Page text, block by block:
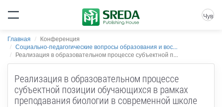
Чув
Главная
Конференция
Социально-педагогические вопросы образования и вос...
Реализация в образовательном процессе субъектной п...
Реализация в образовательном процессе
субъектной позиции обучающихся в рамках
преподавания биологии в современной школе